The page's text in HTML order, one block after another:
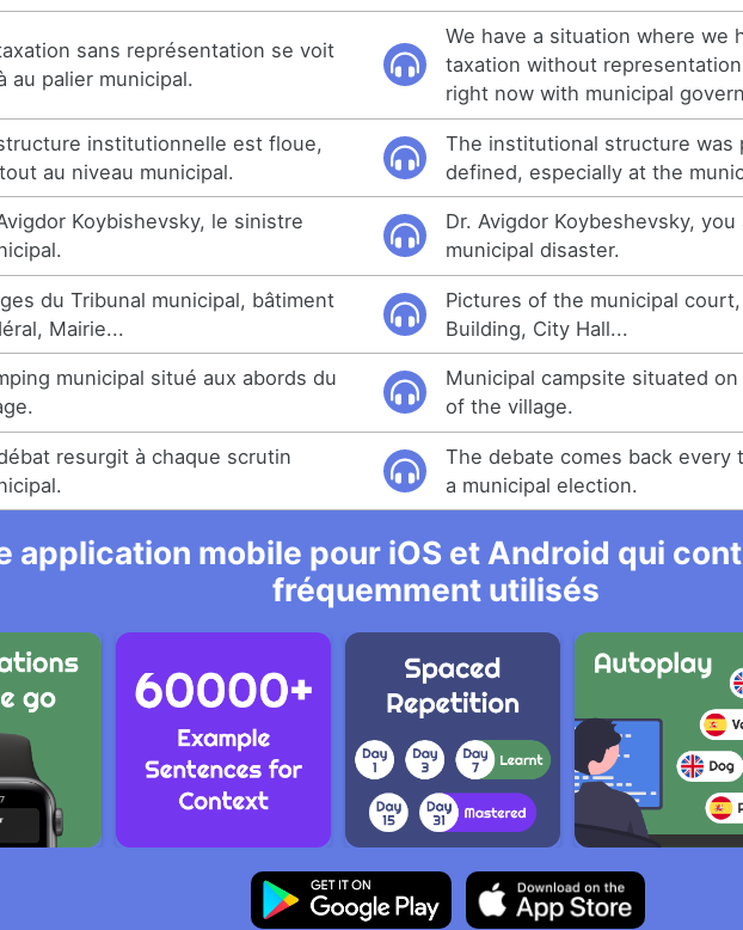
sans représentation se voit
au palier municipal.
We have a situation where we
taxation without
right now with municipal
institutionnelle est floue,
au niveau municipal.
The institutional structure was
defined, especially at the
Koybishevsky, le sinistre
Dr. Avigdor Koybeshevsky, you
municipal disaster.
du Tribunal municipal, bâtiment
Mairie...
Pictures of the municipal court,
Building, City Hall...
municipal situé aux abords du
Municipal campsite situated
of the village.
resurgit à chaque scrutin
The debate comes back every
a municipal election.
application mobile pour iOS et Android qui
fréquemment utilisés